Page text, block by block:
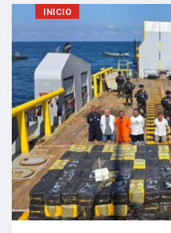
INICIO